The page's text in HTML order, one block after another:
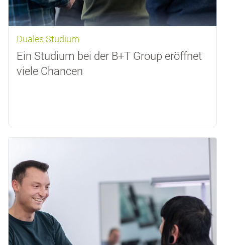
Duales Studium
Ein Studium bei der B+T Group eröffnet
viele Chancen